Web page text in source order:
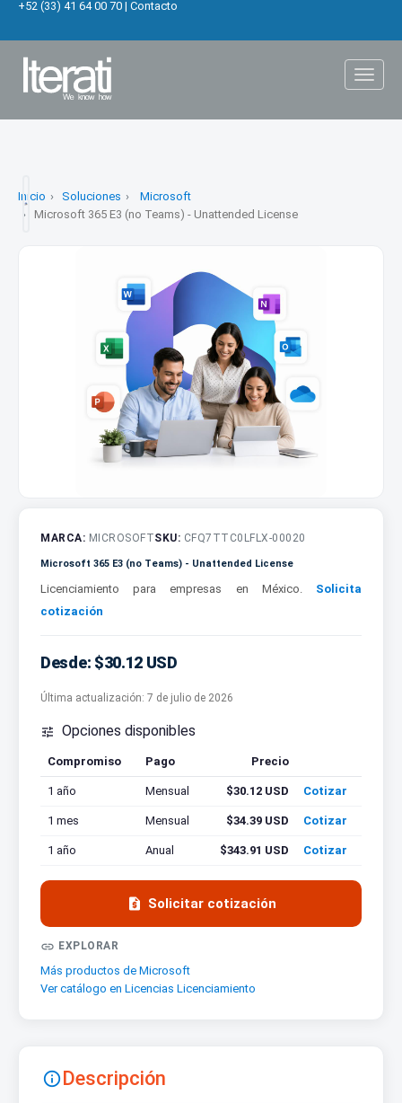
+52 (33) 41 64 00 70 | Contacto
Inicio Soluciones
Microsoft
Microsoft 365 E3 (no Teams) - Unattended License
MARCA: MICROSOFTSKU: CFQ7TTC0LFLX-00020
Microsoft 365 E3 (no Teams) - Unattended License
Licenciamiento para empresas en México. Solicita
cotización
Desde: $30.12 USD
Última actualización: 7 de julio de 2026
 Opciones disponibles
Compromiso Pago Precio
1 año
Mensual $30.12 USD Cotizar
1 mes Mensual $34.39 USD Cotizar
1 año Anual $343.91 USD Cotizar
 Solicitar cotización
 EXPLORAR
Más productos de Microsoft
Ver catálogo en Licencias Licenciamiento
Descripción